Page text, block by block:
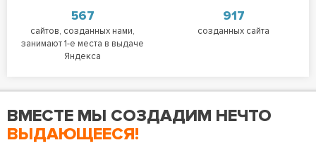
567
сайтов, созданных нами,
занимают 1-е места в выдаче
Яндекса
917
созданных сайта
ВМЕСТЕ МЫ СОЗДАДИМ НЕЧТО
ВЫДАЮЩЕЕСЯ!